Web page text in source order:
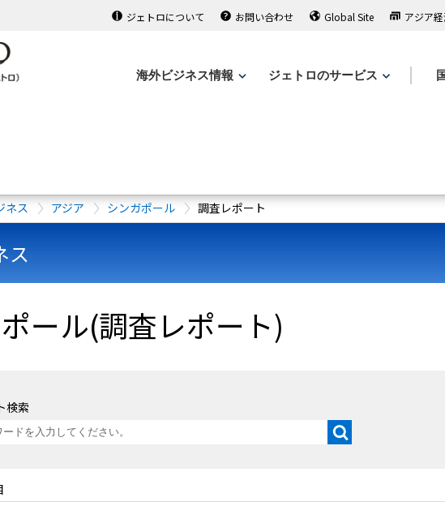
ジェトロについて お問い合わせ Global Site アジア
海外ビジネス情報 ジェトロのサービス
ネス アジア シンガポール 調査レポート
ス
ール(調査レポート)
検索